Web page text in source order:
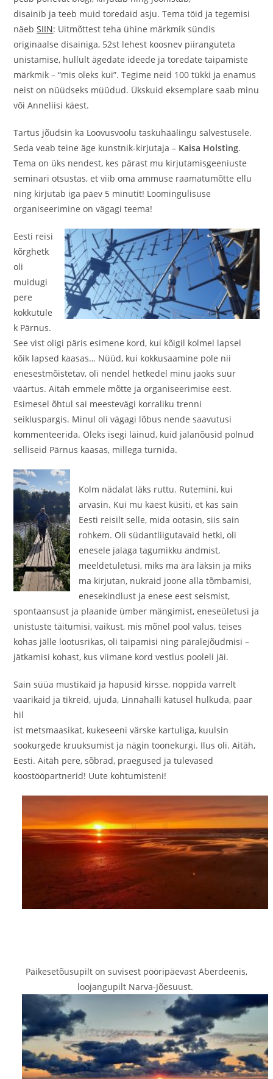
disainib ja teeb muid toredaid asju. Tema töid ja tegemisi
näebSIIN: Uitmõttest teha ühine märkmik sündis
originaalse disainiga, 52st lehest koosnev piiranguteta
unistamise, hullult ägedate ideede ja toredate taipamiste
märkmik – “mis oleks kui”. Tegime neid 100 tükki ja enamus
neist on nüüdseks müüdud. Ükskuid eksemplare saab minu
või Anneliisi käest.
Tartus jõudsin ka Loovusvoolu taskuhäälingu salvestusele.
Seda veab teine äge kunstnik-kirjutaja – Kaisa Holsting.
Tema on üks nendest, kes pärast mu kirjutamisgeeniuste
seminari otsustas, et viib oma ammuse raamatumõtte ellu
ning kirjutab iga päev 5 minutit! Loomingulisuse
organiseerimine on vägagi teema!
Eesti reisi
kõrghetk
oli
muidugi
pere
kokkutule
k Pärnus.
See vist oligi päris esimene kord, kui kõigil kolmel lapsel
kõik lapsed kaasas… Nüüd, kui kokkusaamine pole nii
enesestmõistetav, oli nendel hetkedel minu jaoks suur
väärtus. Aitäh emmele mõtte ja organiseerimise eest.
Esimesel õhtul sai meestevägi korraliku trenni
seikluspargis. Minul oli vägagi lõbus nende saavutusi
kommenteerida. Oleks isegi läinud, kuid jalanõusid polnud
selliseid Pärnus kaasas, millega turnida.
Kolm nädalat läks ruttu. Rutemini, kui
arvasin. Kui mu käest küsiti, et kas sain
Eesti reisilt selle, mida ootasin, siis sain
rohkem. Oli südantliigutavaid hetki, oli
enesele jalaga tagumikku andmist,
meeldetuletusi, miks ma ära läksin ja miks
ma kirjutan, nukraid joone alla tõmbamisi,
enesekindlust ja enese eest seismist,
spontaansust ja plaanide ümber mängimist, eneseületusi ja
unistuste täitumisi, vaikust, mis mõnel pool valus, teises
kohas jälle lootusrikas, oli taipamisi ning päralejõudmisi –
jätkamisi kohast, kus viimane kord vestlus pooleli jäi.
Sain süüa mustikaid ja hapusid kirsse, noppida varrelt
vaarikaid ja tikreid, ujuda, Linnahalli katusel hulkuda, paar
hil
ist metsmaasikat, kukeseeni värske kartuliga, kuulsin
sookurgede kruuksumist ja nägin toonekurgi. Ilus oli. Aitäh,
Eesti. Aitäh pere, sõbrad, praegused ja tulevased
koostööpartnerid! Uute kohtumisteni!
Päikesetõusupilt on suvisest pööripäevast Aberdeenis,
loojangupilt Narva-Jõesuust.